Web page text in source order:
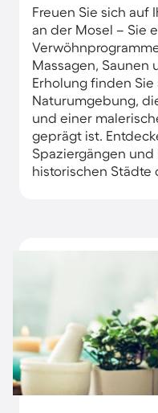
Freuen Sie sich auf
an der Mosel – Sie
Massagen, Saunen
Erholung finden
Naturumgebung,
und einer
geprägt ist.
Spaziergängen
historischen Städte